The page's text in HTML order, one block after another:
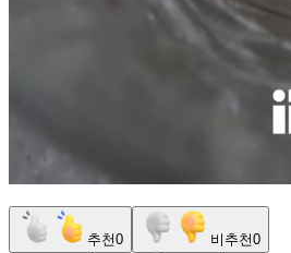
추천0 비추천0